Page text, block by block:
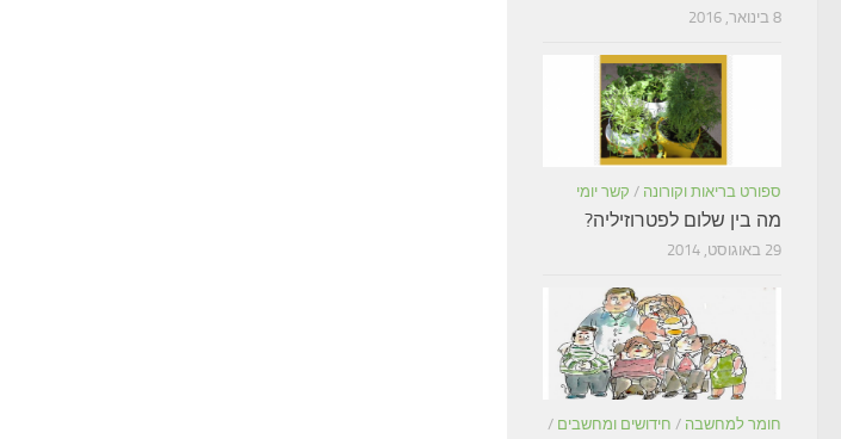
8 בינואר, 2016
ספורט בריאות וקורונה / קשר יומי
מה בין שלום לפטרוזיליה?
29 באוגוסט, 2014
חומר למחשבה / חידושים ומחשבים /